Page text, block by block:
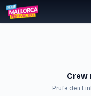
Crew
Prüfe den